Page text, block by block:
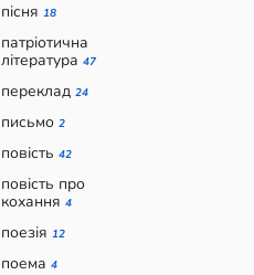
пісня 18
патріотична
література 47
переклад 24
письмо 2
повість 42
повість про
кохання 4
поезія 12
поема 4